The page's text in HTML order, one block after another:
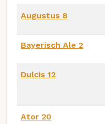
Augustus 8
Bayerisch Ale 2
Dulcis 12
Ator 20